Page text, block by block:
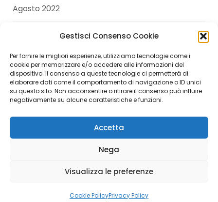
Gestisci Consenso Cookie
Per fornire le migliori esperienze, utilizziamo tecnologie come i
cookie per memorizzare e/o accedere alle informazioni del
dispositivo. Il consenso a queste tecnologie ci permetterà di
elaborare dati come il comportamento di navigazione o ID unici
su questo sito. Non acconsentire o ritirare il consenso può influire
negativamente su alcune caratteristiche e funzioni.
Accetta
Nega
Visualizza le preferenze
Cookie PolicyPrivacy Policy
Agosto 2022
Giugno 2022
Aprile 2022
Copyright © 2026 Andrea Di Giuseppe. All Rights
Reserved.